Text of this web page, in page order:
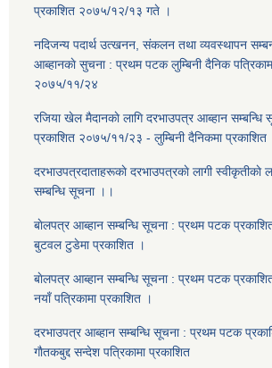
प्रकाशित २०७५/१२/१३ गते ।
नदिजन्य पदार्थ उत्खनन, संकलन तथा व्यवस्थापन
आब्हानकाे सुचना : प्रथम पटक लुम्बिनी दैनिक
२०७५/११/२४
रजिया खेल मैदानकाे लागि दरभाउपत्र आब्हान
प्रकाशित २०७५/११/२३ - लुम्बिनी दैनिकमा प्रकाशित
दरभाउपत्रदाताहरूकाे दरभाउपत्रकाे लागी स्वीकृतीकाे
सम्बन्धि सूचना ।।
बाेलपत्र आब्हान सम्बन्धि सूचना : प्रथम पटक
बुटवल टुडेमा प्रकाशित ।
बाेलपत्र आब्हान सम्बन्धि सूचना : प्रथम पटक
नयाँ पत्रिकामा प्रकाशित ।
दरभाउपत्र आब्हान सम्बन्धि सूचना : प्रथम पटक
गाैतकबुद्द सन्देश पत्रिकामा प्रकाशित